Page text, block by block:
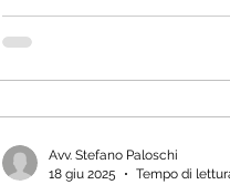
Avv. Stefano Paloschi
18 giu 2025
Tempo di